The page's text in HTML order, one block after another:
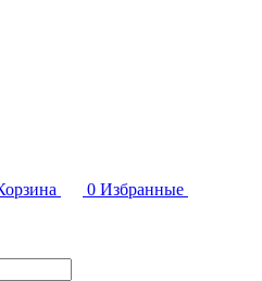
0 Избранные